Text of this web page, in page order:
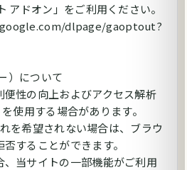
アドオン」をご利用ください。
dlpage/gaoptout?
）について
便性の向上およびアクセス解析
使用する場合があります。
を希望されない場合は、ブラウ
することができます。
、当サイトの一部機能がご利用